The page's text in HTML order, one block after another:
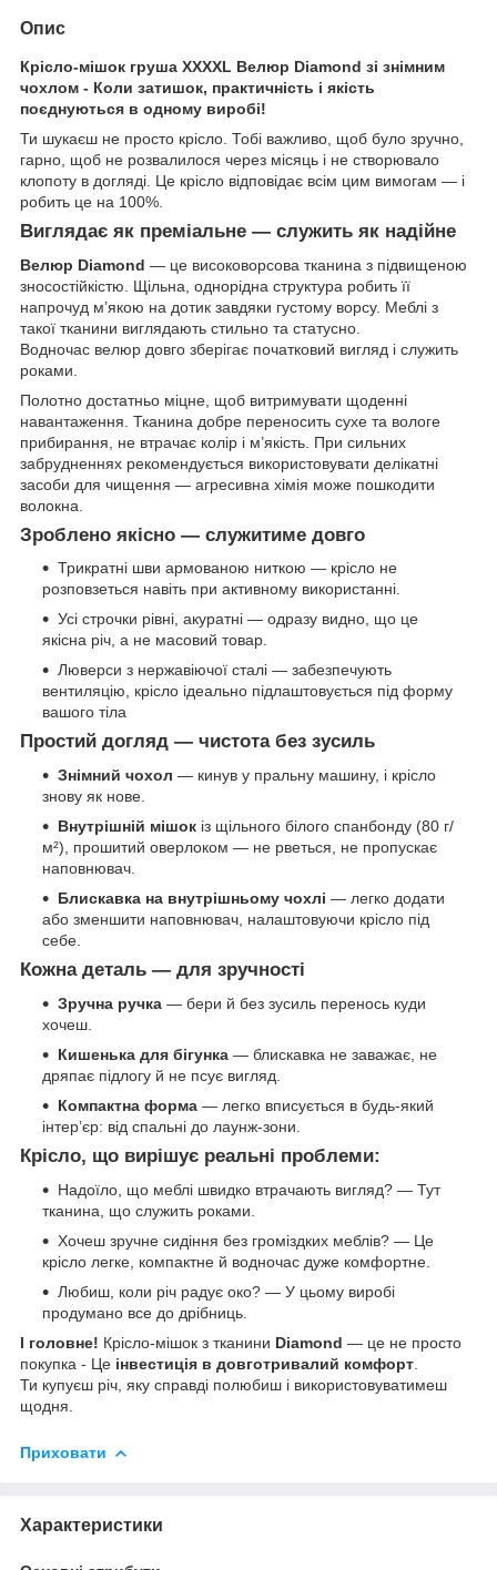
Опис
Крісло-мішок груша XXXXL Велюр Diamond зі знімним
чохлом - Коли затишок, практичність і якість
поєднуються в одному виробі!
Ти шукаєш не просто крісло. Тобі важливо, щоб було зручно,
гарно, щоб не розвалилося через місяць і не створювало
клопоту в догляді. Це крісло відповідає всім цим вимогам — і
робить це на 100%.
Виглядає як преміальне — служить як надійне
Велюр Diamond — це високоворсова тканина з підвищеною
зносостійкістю. Щільна, однорідна структура робить її
напрочуд м’якою на дотик завдяки густому ворсу. Меблі з
такої тканини виглядають стильно та статусно.
Водночас велюр довго зберігає початковий вигляд і служить
роками.
Полотно достатньо міцне, щоб витримувати щоденні
навантаження. Тканина добре переносить сухе та вологе
прибирання, не втрачає колір і м’якість. При сильних
забрудненнях рекомендується використовувати делікатні
засоби для чищення — агресивна хімія може пошкодити
волокна.
Зроблено якісно — служитиме довго
Трикратні шви армованою ниткою — крісло не
розповзеться навіть при активному використанні.
Усі строчки рівні, акуратні — одразу видно, що це
якісна річ, а не масовий товар.
Люверси з нержавіючої сталі — забезпечують
вентиляцію, крісло ідеально підлаштовується під форму
вашого тіла
Простий догляд — чистота без зусиль
Знімний чохол — кинув у пральну машину, і крісло
знову як нове.
Внутрішній мішок із щільного білого спанбонду (80 г/
м²), прошитий оверлоком — не рветься, не пропускає
наповнювач.
Блискавка на внутрішньому чохлі — легко додати
або зменшити наповнювач, налаштовуючи крісло під
себе.
Кожна деталь — для зручності
Зручна ручка — бери й без зусиль перенось куди
хочеш.
Кишенька для бігунка — блискавка не заважає, не
дряпає підлогу й не псує вигляд.
Компактна форма — легко вписується в будь-який
інтер’єр: від спальні до лаунж-зони.
Крісло, що вирішує реальні проблеми:
Надоїло, що меблі швидко втрачають вигляд? — Тут
тканина, що служить роками.
Хочеш зручне сидіння без громіздких меблів? — Це
крісло легке, компактне й водночас дуже комфортне.
Любиш, коли річ радує око? — У цьому виробі
продумано все до дрібниць.
І головне! Крісло-мішок з тканини Diamond — це не просто
покупка - Це інвестиція в довготривалий комфорт
Ти купуєш річ, яку справді полюбиш і використовуватимеш
щодня.
Приховати
Характеристики